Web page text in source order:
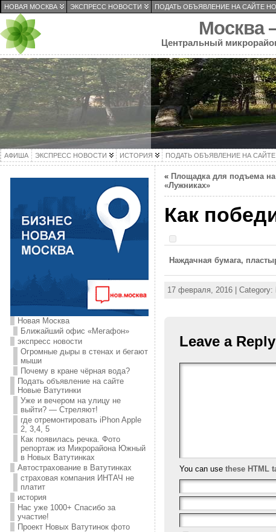
НОВАЯ МОСКВА ЭКСПРЕСС НОВОСТИ ПОДАТЬ ОБЪЯВЛЕНИЕ НА САЙТЕ
Москва
Центральный
АФИША ЭКСПРЕСС НОВОСТИ ИСТОРИЯ ПОДАТЬ ОБЪЯВЛЕНИЕ НА
Новая Москва
Ближайший офис «Мегафон»
экспресс новости
Огромные дыры в стенах и бегают
мыши
Почему в кране чёрная вода?
Подать объявление на сайте
Новые Ватутинки
Уже и вечером на улицу не
выйти? — Стреляют!
где отремонтировать iPhon Apple
2, 3,4, 5
Как появилась речка. Фото
репортаж из Микрорайона Южный
в Новых Ватутинках
Автострахование в Ватутинках
страховая компания ИНТАЧ не
платит
история
Нас уже 1000+ Спасибо за
участие!
Проект Новых Ватутинок фото
« Площадка для подъема
«Лужниках»
Как
Наждачная бумага,
17 февраля, 2016 | Category:
Leave a Reply
You can use these HTML